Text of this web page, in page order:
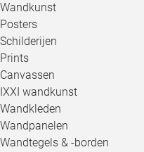
Wandkunst
Posters
Schilderijen
Prints
Canvassen
IXXI wandkunst
Wandkleden
Wandpanelen
Wandtegels & -borden